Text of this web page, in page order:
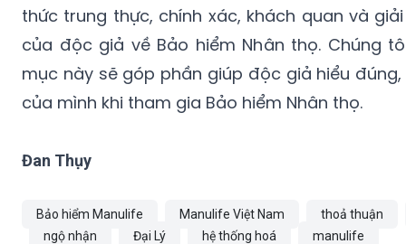
thức trung thực, chính xác, khách quan và
của độc giả về Bảo hiểm Nhân thọ. Chúng
mục này sẽ góp phần giúp độc giả hiểu
của mình khi tham gia Bảo hiểm Nhân thọ.
Đan Thụy
Bảo hiểm Manulife Manulife Việt Nam
thoả thuận
ngộ nhận
Đại Lý hệ thống hoá manulife